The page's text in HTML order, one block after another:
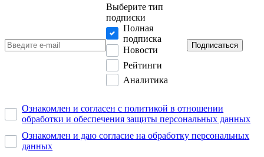
Выберите тип
подписки
Полная
подписка
Новости
Рейтинги
Аналитика
Подписаться
Ознакомлен и согласен с политикой в отношении
обработки и обеспечения защиты персональных данных
Ознакомлен и даю согласие на обработку персональных
данных